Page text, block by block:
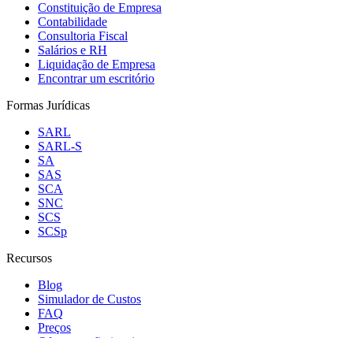
Constituição de Empresa
Contabilidade
Consultoria Fiscal
Salários e RH
Liquidação de Empresa
Encontrar um escritório
Formas Jurídicas
SARL
SARL-S
SA
SAS
SCA
SNC
SCS
SCSp
Recursos
Blog
Simulador de Custos
FAQ
Preços